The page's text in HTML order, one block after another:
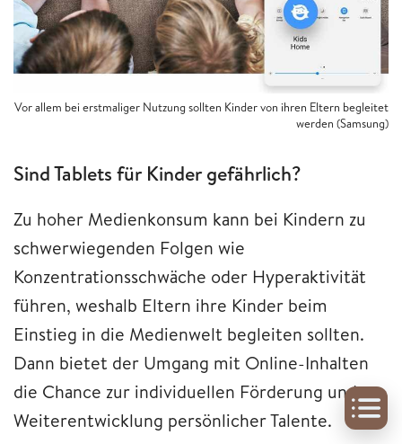
Vor allem bei erstmaliger Nutzung sollten Kinder von ihren Eltern begleitet
werden (Samsung)
Sind Tablets für Kinder gefährlich?
Zu hoher Medienkonsum kann bei Kindern zu
schwerwiegenden Folgen wie
Konzentrationsschwäche oder Hyperaktivität
führen, weshalb Eltern ihre Kinder beim
Einstieg in die Medienwelt begleiten sollten.
Dann bietet der Umgang mit Online-Inhalten
die Chance zur individuellen Förderung und
Weiterentwicklung persönlicher Talente.